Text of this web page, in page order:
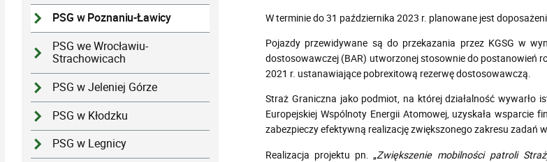
PSG w Poznaniu-Ławicy
PSG we Wrocławiu-
Strachowicach
PSG w Jeleniej Górze
PSG w Kłodzku
PSG w Legnicy
W terminie do 31 października 2023 r. planowane jest
Pojazdy przewidywane są do przekazania przez KGSG w
dostosowawczej (BAR) utworzonej stosownie do postanowień
2021 r. ustanawiające pobrexitową rezerwę dostosowawczą.
Straż Graniczna jako podmiot, na której działalność wywarło
Europejskiej Wspólnoty Energii Atomowej, uzyskała
zabezpieczy efektywną realizację zwiększonego zakresu zadań
Realizacja projektu pn. „Zwiększenie mobilności patroli